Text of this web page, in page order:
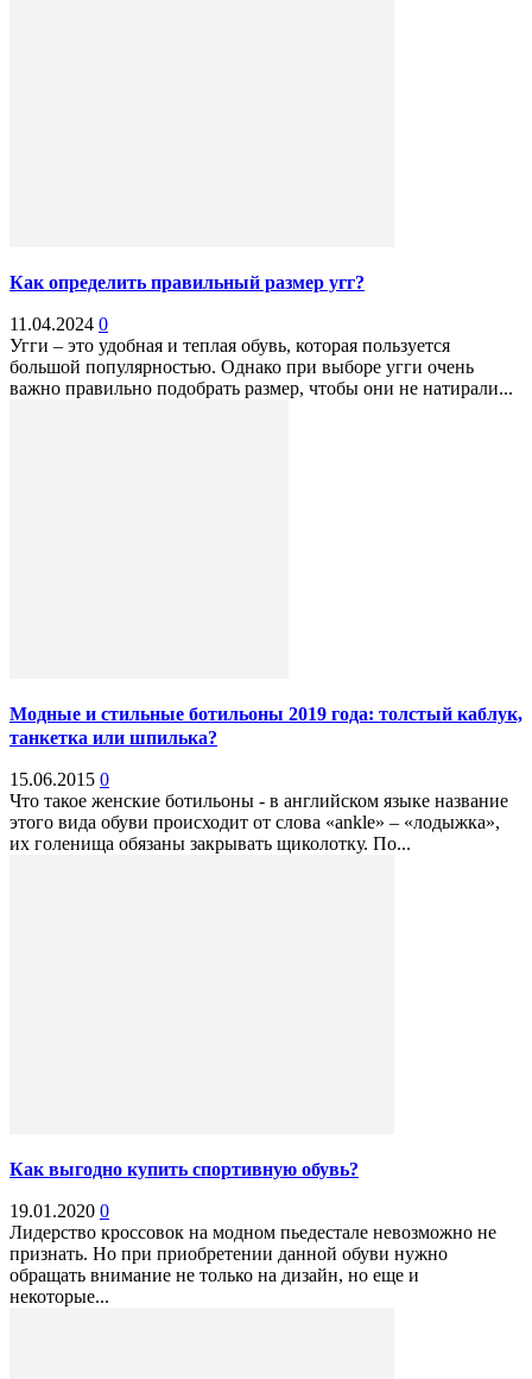
Как определить правильный размер угг?
11.04.2024 0
Угги – это удобная и теплая обувь, которая пользуется
большой популярностью. Однако при выборе угги очень
важно правильно подобрать размер, чтобы они не натирали...
Модные и стильные ботильоны 2019 года: толстый каблук,
танкетка или шпилька?
15.06.2015 0
Что такое женские ботильоны - в английском языке название
этого вида обуви происходит от слова «аnkle» – «лодыжка»,
их голенища обязаны закрывать щиколотку. По...
Как выгодно купить спортивную обувь?
19.01.2020 0
Лидерство кроссовок на модном пьедестале невозможно не
признать. Но при приобретении данной обуви нужно
обращать внимание не только на дизайн, но еще и
некоторые...